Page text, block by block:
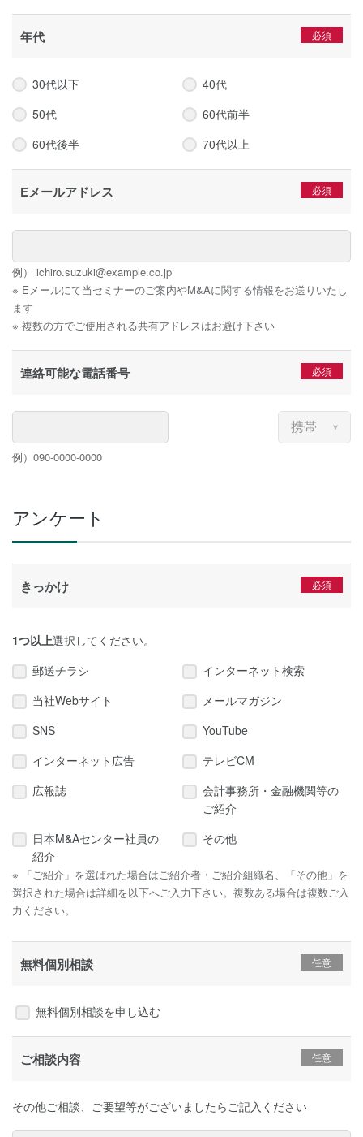
年代
30代以下
40代
50代
60代前半
60代後半
70代以上
Eメールアドレス
例） ichiro.suzuki@example.co.jp
※ Eメールにて当セミナーのご案内やM&Aに関する情報をお送りいたし
ます
※ 複数の方でご使用される共有アドレスはお避け下さい
連絡可能な電話番号
例）090-0000-0000
アンケート
きっかけ
1つ以上選択してください。
郵送チラシ
インターネット検索
当社Webサイト
メールマガジン
SNS
YouTube
インターネット広告
テレビCM
広報誌
会計事務所・金融機関等の
ご紹介
日本M&Aセンター社員の
紹介
その他
※ 「ご紹介」を選ばれた場合はご紹介者・ご紹介組織名、「その他」を
選択された場合は詳細を以下へご入力下さい。複数ある場合は複数ご入
力ください。
無料個別相談
無料個別相談を申し込む
ご相談内容
その他ご相談、ご要望等がございましたらご記入ください